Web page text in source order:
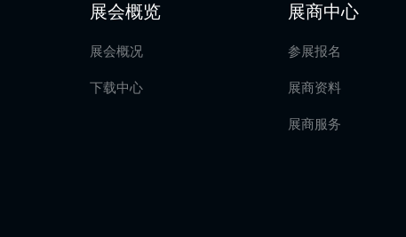
展会概览
展会概况
下载中心
展商中心
参展报名
展商资料
展商服务